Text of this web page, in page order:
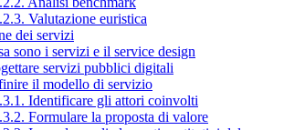
Valutazione euristica
dei servizi
sono i servizi e il service design
servizi pubblici digitali
il modello di servizio
Identificare gli attori coinvolti
Formulare la proposta di valore